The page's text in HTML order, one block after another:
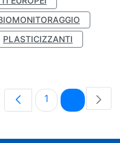
PLASTICIZZANTI
Pagina
1 Pagina